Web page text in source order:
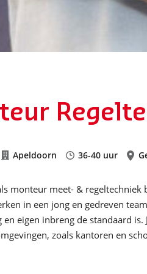
Apeldoorn 36-40 uur
monteur meet- &
in een jong en gedreven
eigen inbreng de standaard
zoals kantoren en